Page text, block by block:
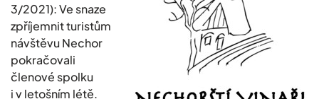
3/2021): Ve snaze
zpříjemnit turistům
návštěvu Nechor
pokračovali
členové spolku
i v letošním létě.